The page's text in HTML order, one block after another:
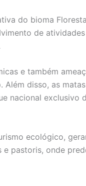
do bioma
de
e também
disso, as
nacional exclusivo
ecológico,
pastoris, onde